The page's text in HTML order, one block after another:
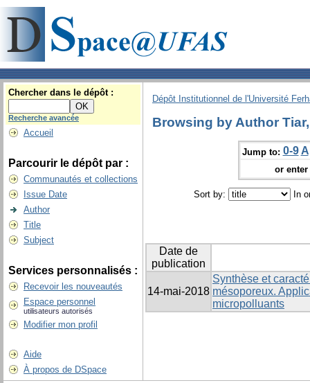
Chercher dans le dépôt :
Recherche avancée
Accueil
Parcourir le dépôt par :
Communautés et collections
Issue Date
Author
Title
Subject
Services personnalisés :
Recevoir les nouveautés
Espace personnel
utilisateurs autorisés
Modifier mon profil
Aide
À propos de DSpace
Dépôt Institutionnel de l'Université
Browsing by Author
Jump to: 0-9 A
or
Sort by: In
Date de
publication
14-mai-2018
Synthèse et
mésoporeux.
micropolluants